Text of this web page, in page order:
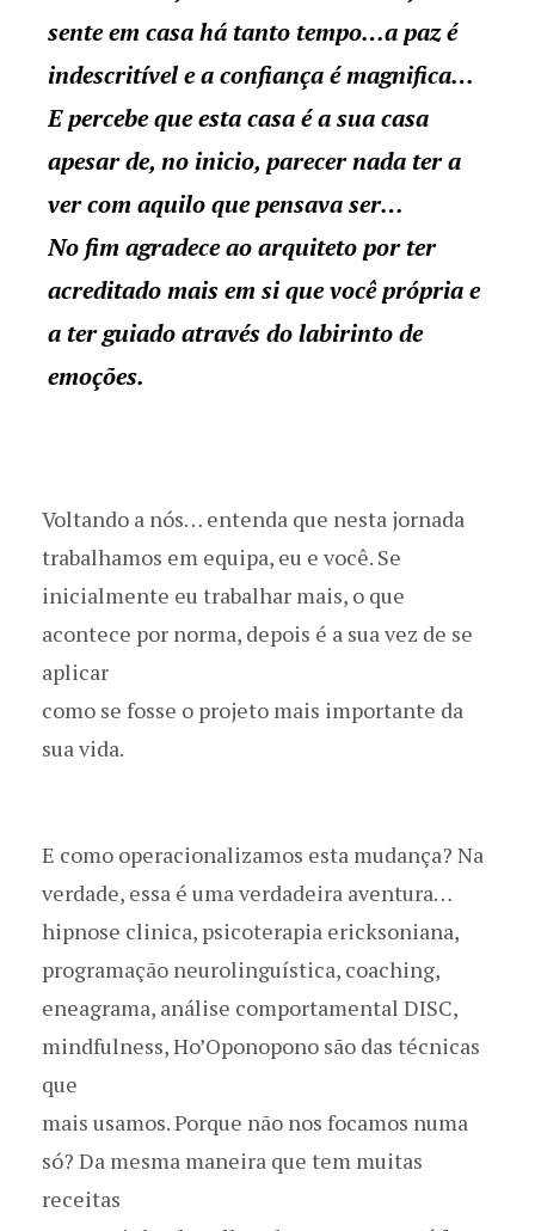
sente em casa há tanto tempo…a paz é
indescritível e a confiança é magnifica…
E percebe que esta casa é a sua casa
apesar de, no inicio, parecer nada ter a
ver com aquilo que pensava ser…
No fim agradece ao arquiteto por ter
acreditado mais em si que você própria e
a ter guiado através do labirinto de
emoções.
Voltando a nós… entenda que nesta jornada
trabalhamos em equipa, eu e você. Se
inicialmente eu trabalhar mais, o que
acontece por norma, depois é a sua vez de se
aplicar
como se fosse o projeto mais importante da
sua vida.
E como operacionalizamos esta mudança? Na
verdade, essa é uma verdadeira aventura…
hipnose clinica, psicoterapia ericksoniana,
programação neurolinguística, coaching,
eneagrama, análise comportamental DISC,
mindfulness, Ho’Oponopono são das técnicas
que
mais usamos. Porque não nos focamos numa
só? Da mesma maneira que tem muitas
receitas